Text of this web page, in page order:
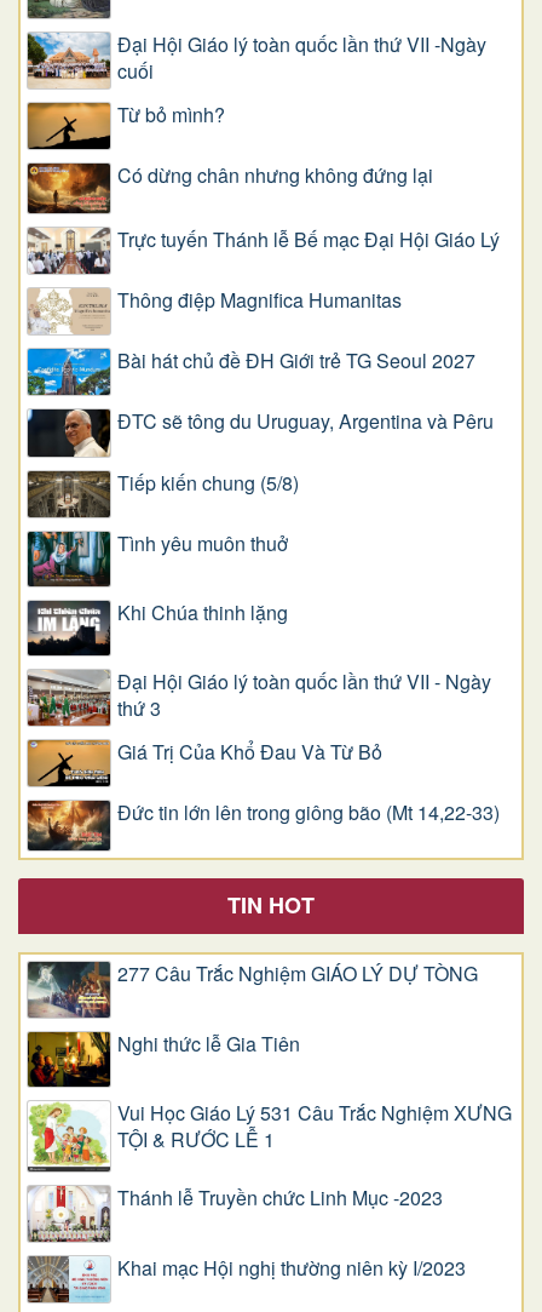
Đại Hội Giáo lý toàn quốc lần thứ VII -Ngày
cuối
Từ bỏ mình?
Có dừng chân nhưng không đứng lại
Trực tuyến Thánh lễ Bế mạc Đại Hội Giáo Lý
Thông điệp Magnifica Humanitas
Bài hát chủ đề ĐH Giới trẻ TG Seoul 2027
ĐTC sẽ tông du Uruguay, Argentina và Pêru
Tiếp kiến chung (5/8)
Tình yêu muôn thuở
Khi Chúa thinh lặng
Đại Hội Giáo lý toàn quốc lần thứ VII - Ngày
thứ 3
Giá Trị Của Khổ Ðau Và Từ Bỏ
Đức tin lớn lên trong giông bão (Mt 14,22-33)
TIN HOT
277 Câu Trắc Nghiệm GIÁO LÝ DỰ TÒNG
Nghi thức lễ Gia Tiên
Vui Học Giáo Lý 531 Câu Trắc Nghiệm XƯNG
TỘI & RƯỚC LỄ 1
Thánh lễ Truyền chức Linh Mục -2023
Khai mạc Hội nghị thường niên kỳ I/2023